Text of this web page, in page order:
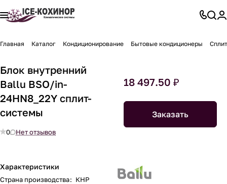
Главная Каталог Кондиционирование Бытовые кондиционеры
Блок внутренний
Ballu BSO/in-
24HN8_22Y сплит-
системы
0 Нет отзывов
Характеристики
Страна производства: КНР
18 497.50 ₽
Заказать